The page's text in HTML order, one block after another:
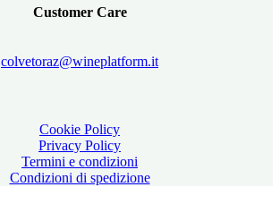
Customer Care
colvetoraz@wineplatform.it
Cookie Policy
Privacy Policy
Termini e condizioni
Condizioni di spedizione